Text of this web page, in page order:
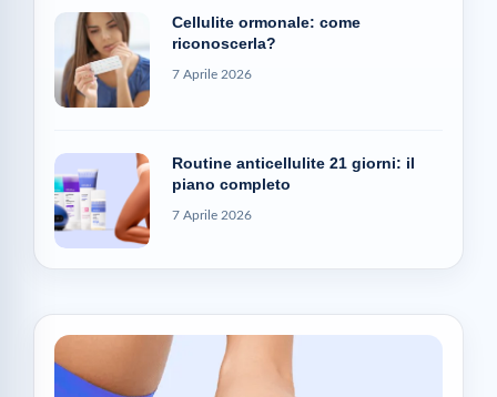
Cellulite ormonale: come
riconoscerla?
7 Aprile 2026
Routine anticellulite 21 giorni: il
piano completo
7 Aprile 2026